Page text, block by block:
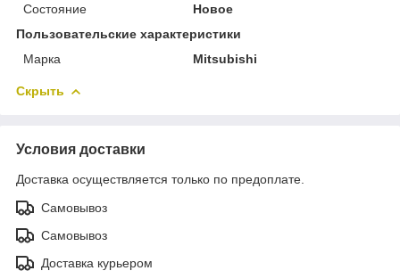
Состояние
Новое
Пользовательские характеристики
Марка
Mitsubishi
Скрыть
Условия доставки
Доставка осуществляется только по предоплате.
Самовывоз
Самовывоз
Доставка курьером